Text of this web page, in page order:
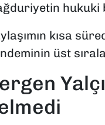
hukuki
kısa
üst